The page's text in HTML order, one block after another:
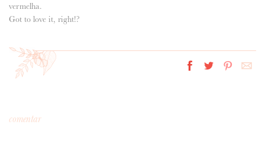
vermelha.
Got to love it, right!?
comentar